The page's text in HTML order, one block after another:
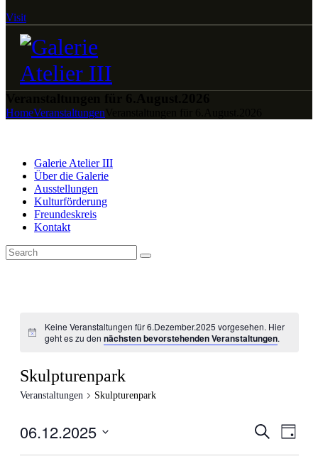
Visit
HomeVeranstaltungen
Galerie Atelier III
Über die Galerie
Ausstellungen
Kulturförderung
Freundeskreis
Kontakt
Keine Veranstaltungen für 6.Dezember.2025 vorgesehen. Hier
geht es zu den nächsten bevorstehenden Veranstaltungen.
Skulpturenpark
Veranstaltungen Skulpturenpark
Suche
Tag
06.12.2025